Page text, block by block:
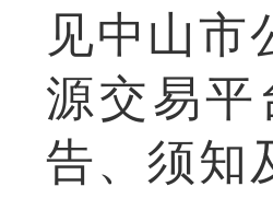
见中山市
源交易平
告、须知